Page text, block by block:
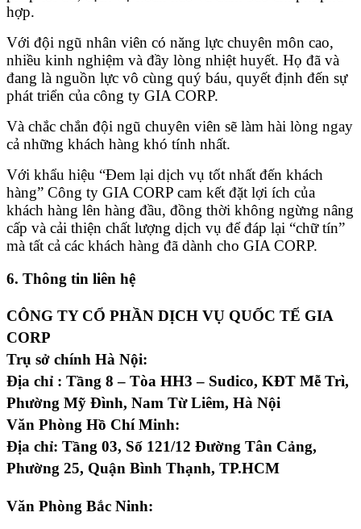
hợp.
Với đội ngũ nhân viên có năng lực chuyên môn cao,
nhiều kinh nghiệm và đầy lòng nhiệt huyết. Họ đã và
đang là nguồn lực vô cùng quý báu, quyết định đến sự
phát triển của công ty GIA CORP.
Và chắc chắn đội ngũ chuyên viên sẽ làm hài lòng ngay
cả những khách hàng khó tính nhất.
Với khẩu hiệu “Đem lại dịch vụ tốt nhất đến khách
hàng” Công ty GIA CORP cam kết đặt lợi ích của
khách hàng lên hàng đầu, đồng thời không ngừng nâng
cấp và cải thiện chất lượng dịch vụ để đáp lại “chữ tín”
mà tất cả các khách hàng đã dành cho GIA CORP.
6. Thông tin liên hệ
CÔNG TY CỔ PHẦN DỊCH VỤ QUỐC TẾ GIA
CORP
Trụ sở chính Hà Nội:
Địa chỉ : Tầng 8 – Tòa HH3 – Sudico, KĐT Mễ Trì,
Phường Mỹ Đình, Nam Từ Liêm, Hà Nội
Văn Phòng Hồ Chí Minh:
Địa chỉ: Tầng 03, Số 121/12 Đường Tân Cảng,
Phường 25, Quận Bình Thạnh, TP.HCM
Văn Phòng Bắc Ninh: